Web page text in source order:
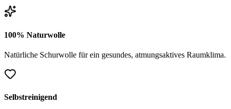
100% Naturwolle
Natürliche Schurwolle für ein gesundes, atmungsaktives Raumklima.
Selbstreinigend